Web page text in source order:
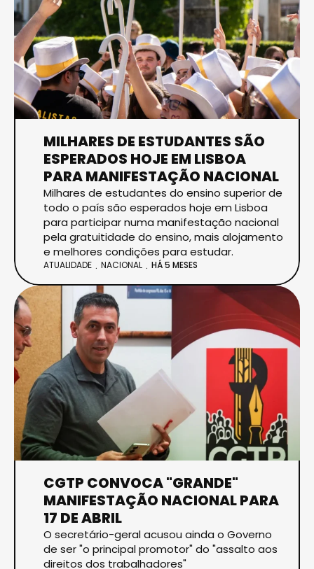
MILHARES DE ESTUDANTES SÃO
ESPERADOS HOJE EM LISBOA
PARA MANIFESTAÇÃO NACIONAL
Milhares de estudantes do ensino superior de
todo o país são esperados hoje em Lisboa
para participar numa manifestação nacional
pela gratuitidade do ensino, mais alojamento
e melhores condições para estudar.
ATUALIDADE NACIONAL HÁ 5 MESES
CGTP CONVOCA "GRANDE"
MANIFESTAÇÃO NACIONAL PARA
17 DE ABRIL
O secretário-geral acusou ainda o Governo
de ser "o principal promotor" do "assalto aos
direitos dos trabalhadores"